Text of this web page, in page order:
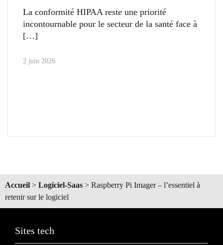
La conformité HIPAA reste une priorité
incontournable pour le secteur de la santé face à
2 juin 2026
Accueil > Logiciel-Saas > Raspberry Pi Imager – l’essentiel à
retenir sur le logiciel
Sites tech